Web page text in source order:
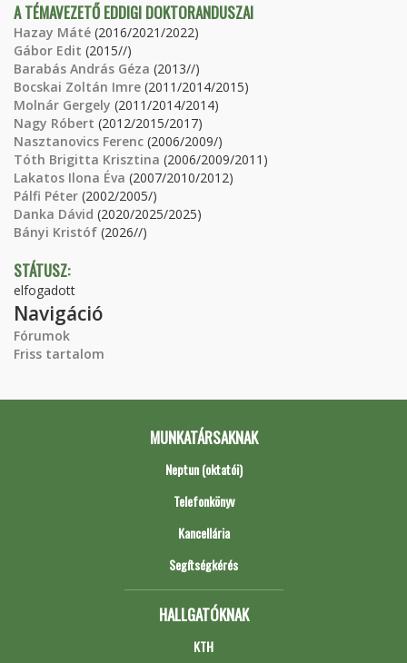
A TÉMAVEZETŐ EDDIGI DOKTORANDUSZAI
Hazay Máté (2016/2021/2022)
Gábor Edit (2015//)
Barabás András Géza (2013//)
Bocskai Zoltán Imre (2011/2014/2015)
Molnár Gergely (2011/2014/2014)
Nagy Róbert (2012/2015/2017)
Nasztanovics Ferenc (2006/2009/)
Tóth Brigitta Krisztina (2006/2009/2011)
Lakatos Ilona Éva (2007/2010/2012)
Pálfi Péter (2002/2005/)
Danka Dávid (2020/2025/2025)
Bányi Kristóf (2026//)
STÁTUSZ:
elfogadott
Navigáció
Fórumok
Friss tartalom
MUNKATÁRSAKNAK
Neptun (oktatói)
Telefonkönyv
Kancellária
Segítségkérés
HALLGATÓKNAK
KTH